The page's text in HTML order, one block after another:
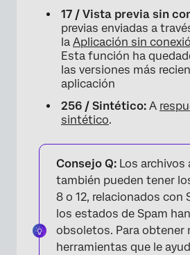
17 / Vista previa sin
previas enviadas a
la Aplicación sin
Esta función ha
las versiones más
aplicación
256 / Sintético: A
sintético.
Consejo Q: Los archivos
también pueden tener
8 o 12, relacionados con
los estados de Spam
obsoletos. Para obtener
herramientas que le